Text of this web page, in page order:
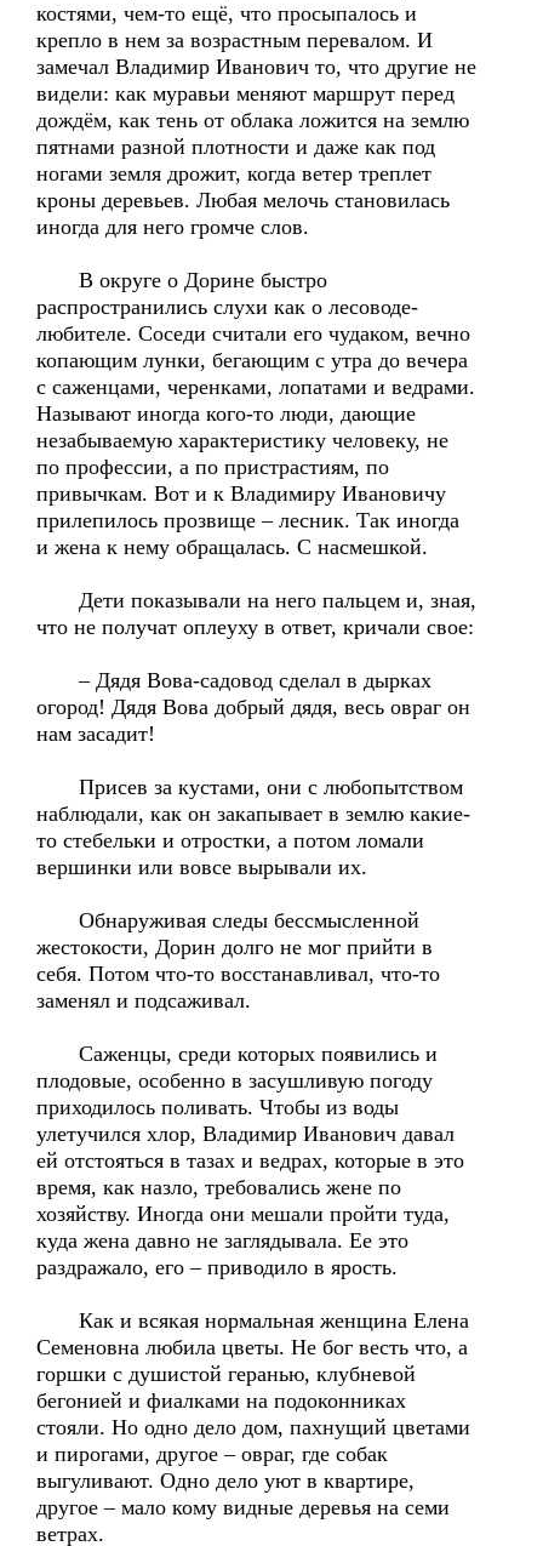
костями, чем-то ещё, что просыпалось и
крепло в нем за возрастным перевалом. И
замечал Владимир Иванович то, что другие не
видели: как муравьи меняют маршрут перед
дождём, как тень от облака ложится на землю
пятнами разной плотности и даже как под
ногами земля дрожит, когда ветер треплет
кроны деревьев. Любая мелочь становилась
иногда для него громче слов.
В округе о Дорине быстро
распространились слухи как о лесоводе-
любителе. Соседи считали его чудаком, вечно
копающим лунки, бегающим с утра до вечера
с саженцами, черенками, лопатами и ведрами.
Называют иногда кого-то люди, дающие
незабываемую характеристику человеку, не
по профессии, а по пристрастиям, по
привычкам. Вот и к Владимиру Ивановичу
прилепилось прозвище – лесник. Так иногда
и жена к нему обращалась. С насмешкой.
Дети показывали на него пальцем и, зная,
что не получат оплеуху в ответ, кричали свое:
– Дядя Вова-садовод сделал в дырках
огород! Дядя Вова добрый дядя, весь овраг он
нам засадит!
Присев за кустами, они с любопытством
наблюдали, как он закапывает в землю какие-
то стебельки и отростки, а потом ломали
вершинки или вовсе вырывали их.
Обнаруживая следы бессмысленной
жестокости, Дорин долго не мог прийти в
себя. Потом что-то восстанавливал, что-то
заменял и подсаживал.
Саженцы, среди которых появились и
плодовые, особенно в засушливую погоду
приходилось поливать. Чтобы из воды
улетучился хлор, Владимир Иванович давал
ей отстояться в тазах и ведрах, которые в это
время, как назло, требовались жене по
хозяйству. Иногда они мешали пройти туда,
куда жена давно не заглядывала. Ее это
раздражало, его – приводило в ярость.
Как и всякая нормальная женщина Елена
Семеновна любила цветы. Не бог весть что, а
горшки с душистой геранью, клубневой
бегонией и фиалками на подоконниках
стояли. Но одно дело дом, пахнущий цветами
и пирогами, другое – овраг, где собак
выгуливают. Одно дело уют в квартире,
другое – мало кому видные деревья на семи
ветрах.